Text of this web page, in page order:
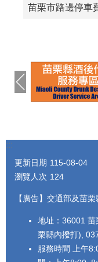
苗栗市路邊停車
:::
更新日期 115-08-04
瀏覽人次 124
【廣告】交通部及苗
地址：36001 苗
栗縣內撥打),
服務時間 上午